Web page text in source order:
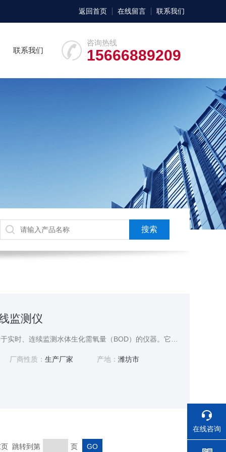
返回首页 在线留言 联系我们
咨询热线
15666889209
联系我们
监测仪
厂商性质： 生产厂家 产地：潍坊市
跳转到第 页
在线咨询